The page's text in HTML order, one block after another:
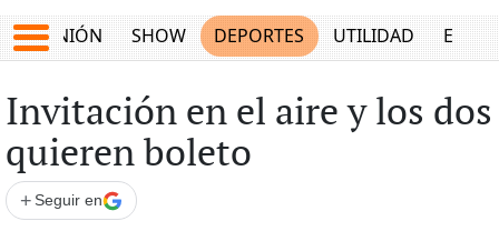
OPINIÓN SHOW DEPORTES UTILIDAD
Invitación en el aire y los dos
quieren boleto
+ Seguir en